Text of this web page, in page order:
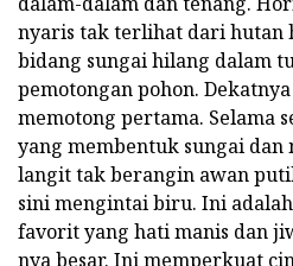
nyaris tak terlihat dari hutan
bidang sungai hilang dalam
pemotongan pohon.
memotong pertama. Selama
yang membentuk sungai dan
langit tak berangin awan
sini mengintai biru. Ini
favorit yang hati manis dan
nya besar. Ini memperkuat